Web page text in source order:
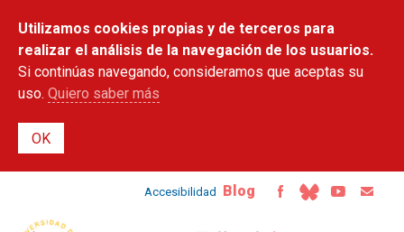
contenido
principal
Utilizamos cookies propias y de terceros para
realizar el análisis de la navegación de los usuarios.
Si continúas navegando, consideramos que aceptas su
uso. Quiero saber más
Accesibilidad Blog